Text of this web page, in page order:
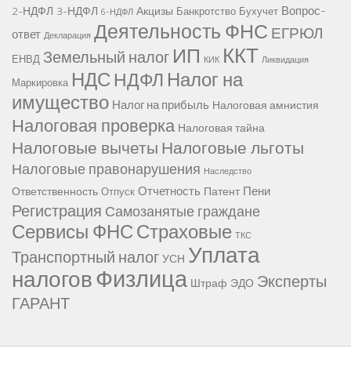
2-НДФЛ 3-НДФЛ 6-НДФЛ Акцизы Банкротство Бухучет Вопрос-
ответ Декларация Деятельность ФНС ЕГРЮЛ
ЕНВД Земельный налог ИП КИК ККТ Ликвидация
Маркировка НДС НДФЛ Налог на
имущество Налог на прибыль Налоговая амнистия
Налоговая проверка Налоговая тайна
Налоговые вычетыНалоговые льготы
Налоговые правонарушения Наследство
Ответственность Отпуск Отчетность Патент Пени
Регистрация Самозанятые граждане
Сервисы ФНССтраховые ТКС
Транспортный налогУСН Уплата
налоговФизлица Штраф ЭДО Эксперты
ГАРАНТ